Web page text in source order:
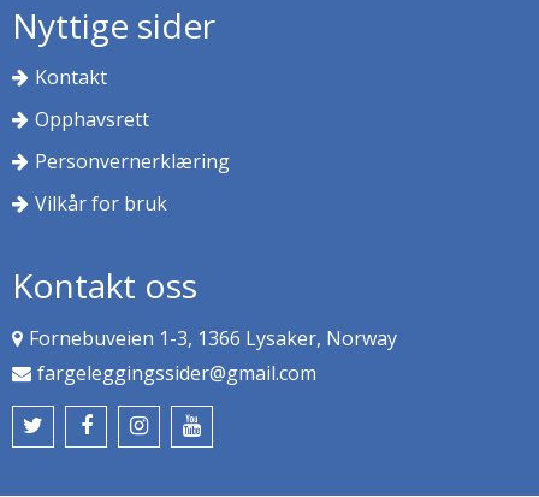
Nyttige sider
Kontakt
Opphavsrett
Personvernerklæring
Vilkår for bruk
Kontakt oss
Fornebuveien 1-3, 1366 Lysaker, Norway
fargeleggingssider@gmail.com